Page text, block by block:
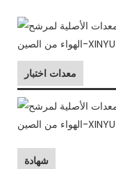
معدات اختبار
شهادة